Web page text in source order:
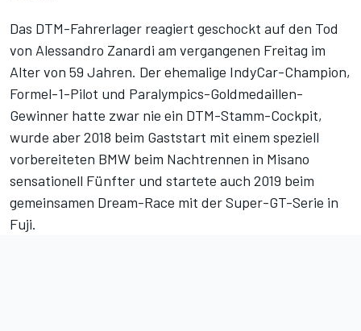
Das DTM-Fahrerlager reagiert geschockt auf den Tod
von Alessandro Zanardi am vergangenen Freitag im
Alter von 59 Jahren. Der ehemalige IndyCar-Champion,
Formel-1-Pilot und Paralympics-Goldmedaillen-
Gewinner hatte zwar nie ein DTM-Stamm-Cockpit,
wurde aber 2018 beim Gaststart mit einem speziell
vorbereiteten BMW beim Nachtrennen in Misano
sensationell Fünfter und startete auch 2019 beim
gemeinsamen Dream-Race mit der Super-GT-Serie in
Fuji.